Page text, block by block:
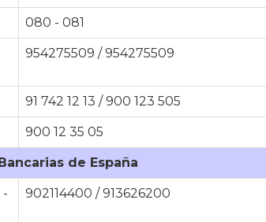
080 - 081
954275509 / 954275509
91 742 12 13 / 900 123 505
900 12 35 05
de España
-
902114400 / 913626200